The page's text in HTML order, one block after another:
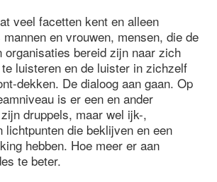
veel facetten kent en alleen
en vrouwen, mensen, die de
organisaties bereid zijn naar zich
luisteren en de luister in zichzelf
dekken. De dialoog aan gaan. Op
is er een en ander
druppels, maar wel ijk-,
lichtpunten die beklijven en een
hebben. Hoe meer er aan
te beter.